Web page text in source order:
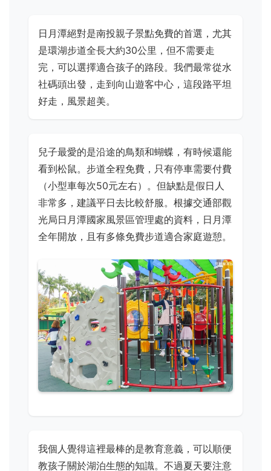
日月潭絕對是南投親子景點免費的首選，尤其
是環湖步道全長大約30公里，但不需要走
完，可以選擇適合孩子的路段。我們最常從水
社碼頭出發，走到向山遊客中心，這段路平坦
好走，風景超美。
兒子最愛的是沿途的鳥類和蝴蝶，有時候還能
看到松鼠。步道全程免費，只有停車需要付費
（小型車每次50元左右）。但缺點是假日人
非常多，建議平日去比較舒服。根據交通部觀
光局日月潭國家風景區管理處的資料，日月潭
全年開放，且有多條免費步道適合家庭遊憩。
我個人覺得這裡最棒的是教育意義，可以順便
教孩子關於湖泊生態的知識。不過夏天要注意